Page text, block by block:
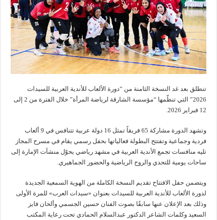
تنطلق بعد غد النسخة الثامنة من “دورة الألعاب للأندية العربية للسيدات
2026” التي تنظّمها “مؤسسة الشارقة لرياضة المرأة” خلال الفترة من 2 إلى
12 فبراير 2026.
وتشهد الدورة مشاركة 65 فريقاً تمثل 16 دولة عربية تتنافس في 9 ألعاب
فردية وجماعية وتفتتح البطولة فعالياتها بحفل رسمي يقام في مسرح المجاز
تليه منافسات تجمع الأندية العربية في مشهد رياضي يحوّل منشآت الإمارة إلى
ساحات يومية للتحدي والروح الرياضية والحضور الجماهيري.
ويتضمن حفل الافتتاح تقديم النسخة الكاملة من الهوية السمعية الجديدة
لدورة الألعاب للأندية العربية للسيدات بعنوان «سيدات العرب» للمرة الأولى
وذلك بعد الإعلان عنها سابقًا بصوت الفنان حسين الجسمي وألحان فايز
السعيد وكلمات الشاعر الدكتور عبدالسلام الحمادي تحت رعاية المكتب